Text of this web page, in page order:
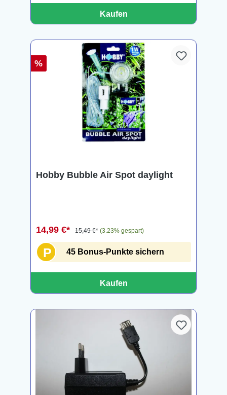
Kaufen
%
Hobby Bubble Air Spot daylight
14,99 €* 15,49 €* (3.23% gespart)
P 45 Bonus-Punkte sichern
Kaufen